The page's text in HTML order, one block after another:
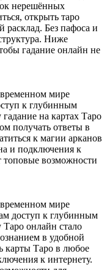
нерешённых
открыть таро
расклад. Без пафоса и
Ниже
гадание онлайн не
мире
к глубинным
на картах Таро
получать ответы в
к магии арканов
и подключения к
топовые возможности
мире
доступ к глубинным
онлайн стало
в удобной
карты Таро в любое
к интернету.